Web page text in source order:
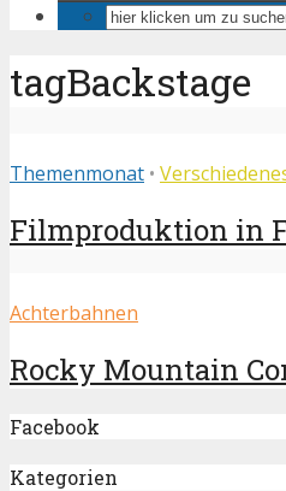
tagBackstage
Themenmonat •
Filmproduktion in
Achterbahnen
Rocky Mountain
Facebook
Kategorien